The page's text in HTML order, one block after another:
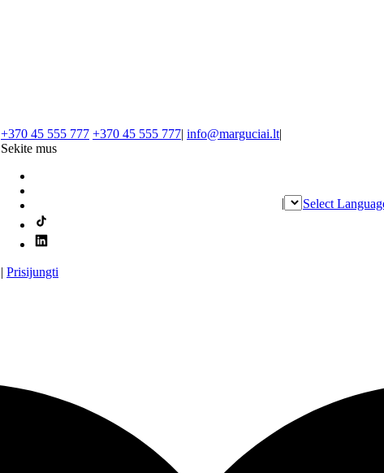
+370 45 555 777 +370 45 555 777| info@marguciai.lt|
Sekite mus
| Prisijungti
| Select